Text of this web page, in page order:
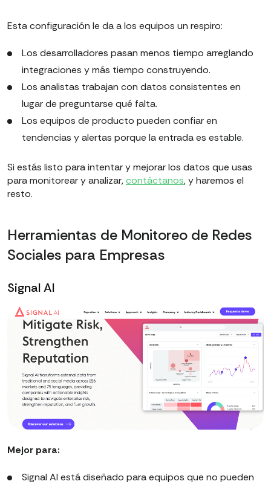
Esta configuración le da a los equipos un respiro:
Los desarrolladores pasan menos tiempo arreglando
integraciones y más tiempo construyendo.
Los analistas trabajan con datos consistentes en
lugar de preguntarse qué falta.
Los equipos de producto pueden confiar en
tendencias y alertas porque la entrada es estable.
Si estás listo para intentar y mejorar los datos que usas
para monitorear y analizar,contáctanos, y haremos el
resto.
Herramientas de Monitoreo de Redes
Sociales para Empresas
Signal AI
Mejor para:
Signal AI está diseñado para equipos que no pueden